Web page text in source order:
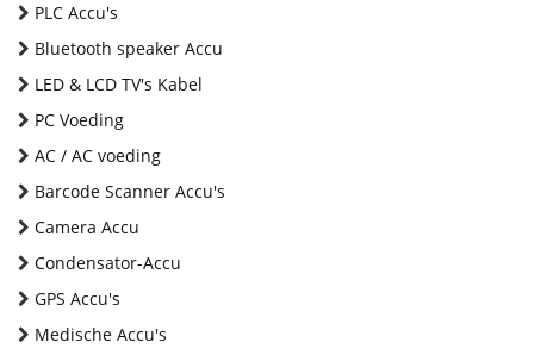
PLC Accu's
Bluetooth speaker Accu
LED & LCD TV's Kabel
PC Voeding
AC / AC voeding
Barcode Scanner Accu's
Camera Accu
Condensator-Accu
GPS Accu's
Medische Accu's